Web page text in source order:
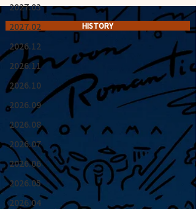
2027.03
2027.02
2026.12
2026.11
2026.10
2026.09
2026.08
2026.07
2026.06
2026.05
2026.04
HISTORY